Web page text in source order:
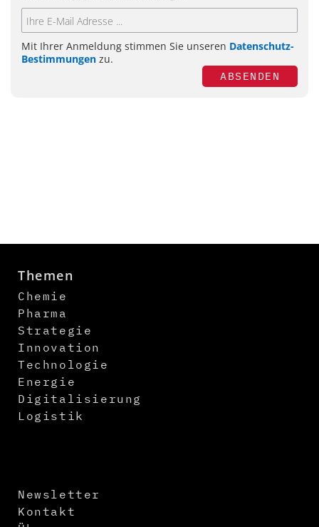
Mit Ihrer Anmeldung stimmen Sie unseren Datenschutz-
Bestimmungen zu.
ABSENDEN
Themen
Chemie
Pharma
Strategie
Innovation
Technologie
Energie
Digitalisierung
Logistik
Newsletter
Kontakt